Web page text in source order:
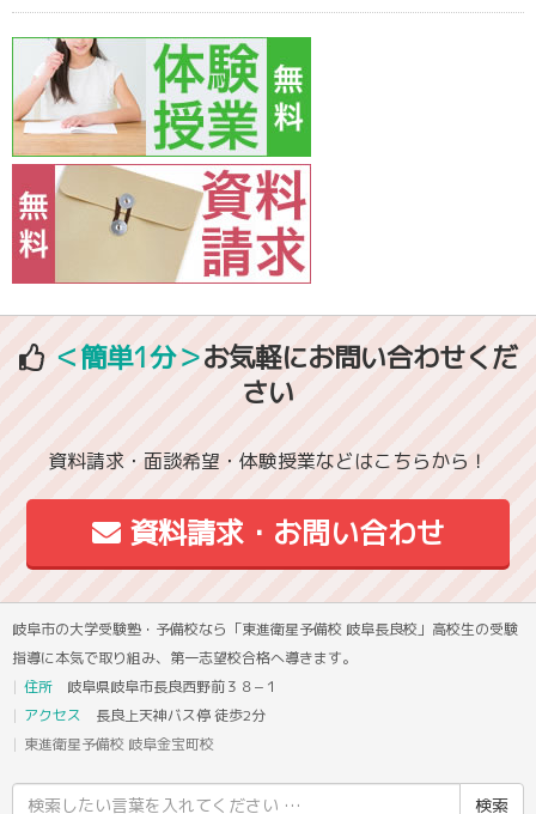
＜簡単1分＞お気軽にお問い合わせくだ
さい
資料請求・面談希望・体験授業などはこちらから！
資料請求・お問い合わせ
岐阜市の大学受験塾・予備校なら「東進衛星予備校 岐阜長良校」高校生の受験
指導に本気で取り組み、第一志望校合格へ導きます。
住所 岐阜県岐阜市長良西野前３８−１
アクセス 長良上天神バス停 徒歩2分
東進衛星予備校 岐阜金宝町校